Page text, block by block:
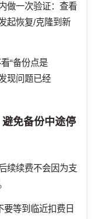
做一次验证：查看
起恢复/克隆到新
“备份点是
现问题已经
免备份中途停
续续费不会因为支
要等到临近扣费日